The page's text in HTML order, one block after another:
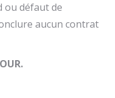
ou défaut de
aucun contrat